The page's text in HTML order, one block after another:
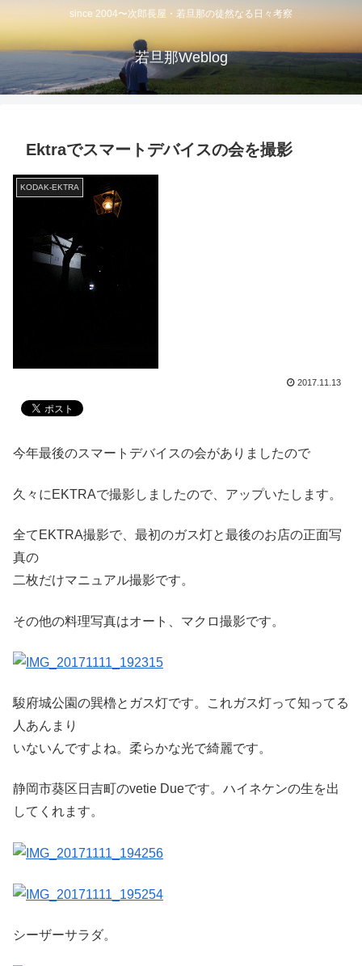
since 2004〜次郎長屋・若旦那の徒然なる日々考察
若旦那Weblog
Ektraでスマートデバイスの会を撮影
KODAK-EKTRA
2017.11.13
今年最後のスマートデバイスの会がありましたので
久々にEKTRAで撮影しましたので、アップいたします。
全てEKTRA撮影で、最初のガス灯と最後のお店の正面写
真の
二枚だけマニュアル撮影です。
その他の料理写真はオート、マクロ撮影です。
駿府城公園の巽櫓とガス灯です。これガス灯って知ってる
人あんまり
いないんですよね。柔らかな光で綺麗です。
静岡市葵区日吉町のvetie Dueです。ハイネケンの生を出
してくれます。
シーザーサラダ。